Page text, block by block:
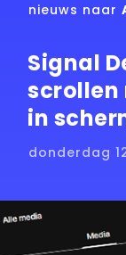
nieuws naar
Signal
scrollen
in
donderdag